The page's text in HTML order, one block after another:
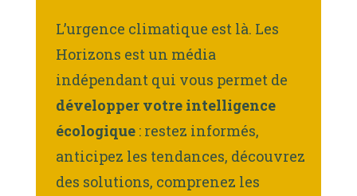
L’urgence climatique est là. Les
Horizons est un média
indépendant qui vous permet de
développer votre intelligence
écologique : restez informés,
anticipez les tendances, découvrez
des solutions, comprenez les